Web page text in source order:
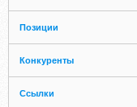
Позиции
Конкуренты
Ссылки